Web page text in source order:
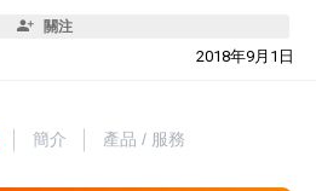
關注
2018年9月1日
簡介 產品 / 服務